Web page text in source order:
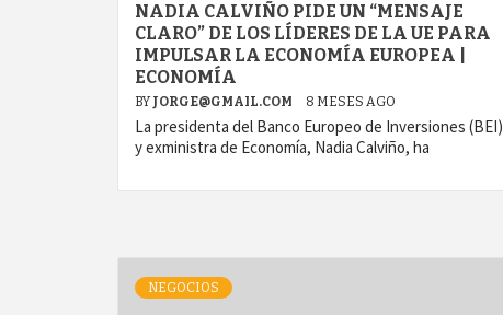
NADIA CALVIÑO PIDE UN “MENSAJE
CLARO” DE LOS LÍDERES DE LA UE PARA
IMPULSAR LA ECONOMÍA EUROPEA |
ECONOMÍA
BY JORGE@GMAIL.COM 8 MESES AGO
La presidenta del Banco Europeo de Inversiones (BEI)
y exministra de Economía, Nadia Calviño, ha
NEGOCIOS